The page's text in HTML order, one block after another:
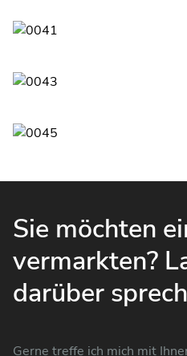
Sie möchten
vermarkten?
darüber
Gerne treffe ich mich mit